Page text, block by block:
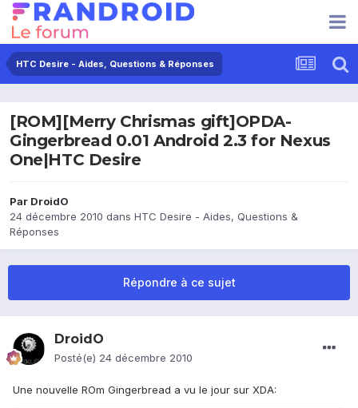
HTC Desire - Aides, Questions & Réponses
[ROM][Merry Chrismas gift]OPDA-
Gingerbread 0.01 Android 2.3 for Nexus
One|HTC Desire
Par DroidO
24 décembre 2010 dans HTC Desire - Aides, Questions &
Réponses
Répondre à ce sujet
DroidO
Posté(e) 24 décembre 2010
Une nouvelle ROm Gingerbread a vu le jour sur XDA: